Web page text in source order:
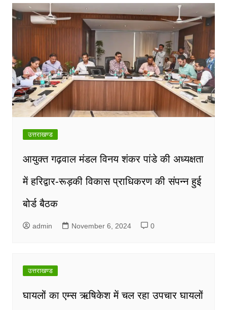
उत्तराखण्ड
आयुक्त गढ़वाल मंडल विनय शंकर पांडे की अध्यक्षता
में हरिद्वार-रूड़की विकास प्राधिकरण की संपन्न हुई
बोर्ड बैठक
admin November 6, 2024 0
उत्तराखण्ड
घायलों का एम्स ऋषिकेश में चल रहा उपचार घायलों